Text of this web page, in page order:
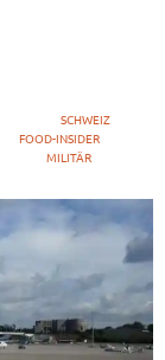
SCHWEIZ
FOOD-INSIDER
MILITÄR